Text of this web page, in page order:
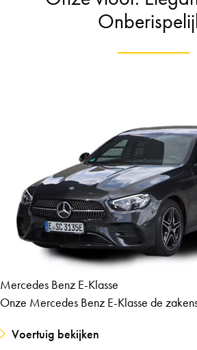
Mercedes Benz E-Klasse
Onze Mercedes Benz E-Klasse de
Voertuig bekijken